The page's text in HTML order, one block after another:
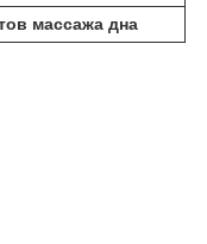
массажа дна